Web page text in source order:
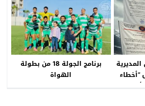
“أخطاء
ملول
برنامج الجولة 18 من بطولة
الهواة